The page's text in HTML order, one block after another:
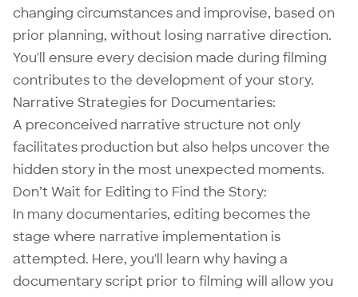
changing circumstances and improvise, based on
prior planning, without losing narrative direction.
You'll ensure every decision made during filming
contributes to the development of your story.
Narrative Strategies for Documentaries:
A preconceived narrative structure not only
facilitates production but also helps uncover the
hidden story in the most unexpected moments.
Don’t Wait for Editing to Find the Story:
In many documentaries, editing becomes the
stage where narrative implementation is
attempted. Here, you'll learn why having a
documentary script prior to filming will allow you